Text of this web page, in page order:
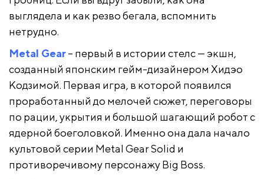
выглядела и как резво бегала, вспомнить
нетрудно.
Metal Gear– первый в истории стелс — экшн,
созданный японским гейм-дизайнером Хидэо
Кодзимой. Первая игра, в которой появился
проработанный до мелочей сюжет, переговоры
по рации, укрытия и большой шагающий робот с
ядерной боеголовкой. Именно она дала начало
культовой серии Metal Gear Solid и
противоречивому персонажу Big Boss.